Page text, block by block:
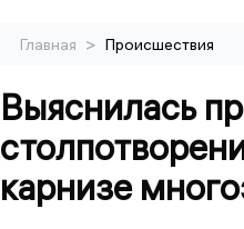
Главная > Происшествия
Выяснилась
карнизе